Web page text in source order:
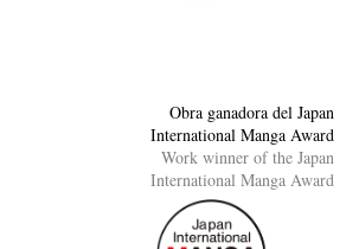
Obra ganadora del Japan
International Manga Award
Work winner of the Japan
International Manga Award